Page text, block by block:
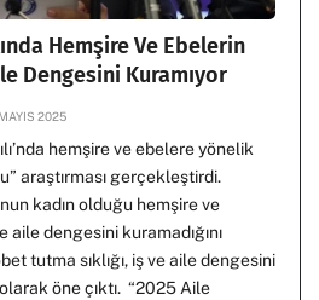
Hemşire Ve Ebelerin
Dengesini Kuramıyor
2025
hemşire ve ebelere yönelik
araştırması gerçekleştirdi.
kadın olduğu hemşire ve
aile dengesini kuramadığını
tutma sıklığı, iş ve aile dengesini
öne çıktı. “2025 Aile